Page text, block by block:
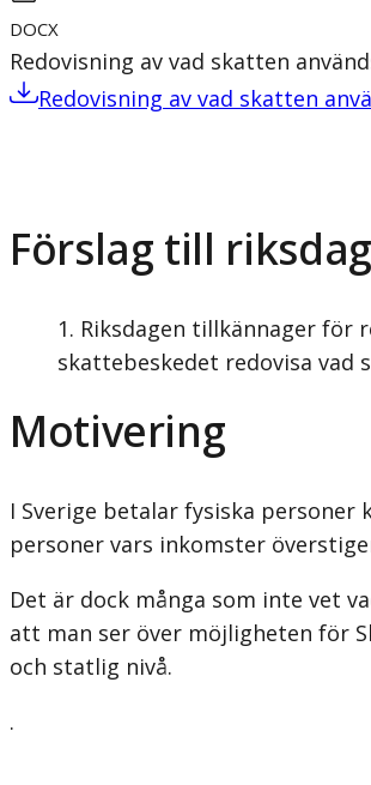
DOCX
Redovisning av vad skatten
Redovisning av vad skatten
Förslag till
Riksdagen tillkännager för
skattebeskedet redovisa vad
Motivering
I Sverige betalar fysiska
personer vars inkomster
Det är dock många som inte vet
att man ser över möjligheten för
och statlig nivå.
.